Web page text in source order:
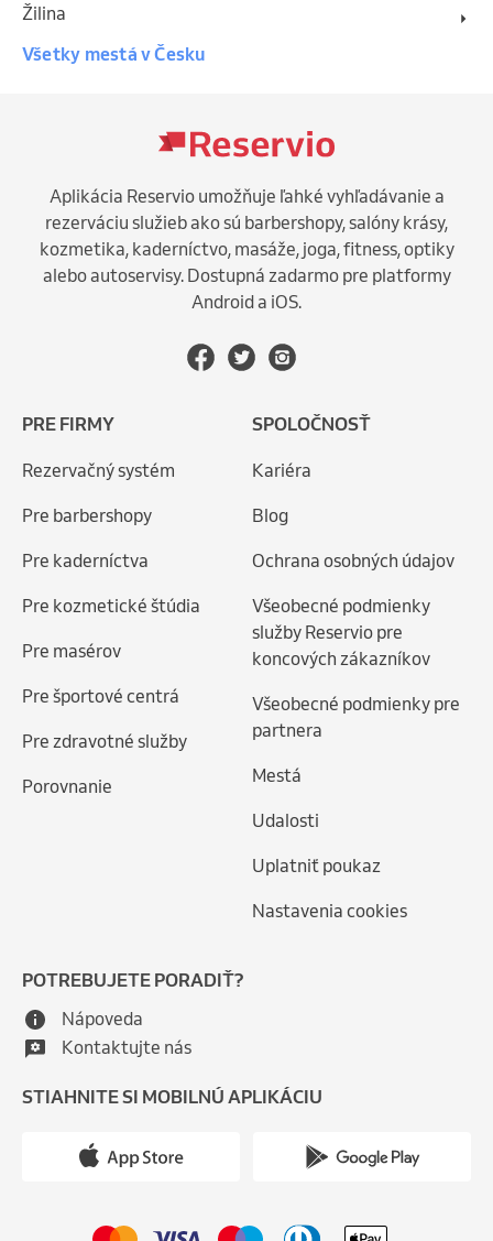
Žilina
Všetky mestá v Česku
Aplikácia Reservio umožňuje ľahké vyhľadávanie a
rezerváciu služieb ako sú barbershopy, salóny krásy,
kozmetika, kaderníctvo, masáže, joga, fitness, optiky
alebo autoservisy. Dostupná zadarmo pre platformy
Android a iOS.
PRE FIRMY
Rezervačný systém
Pre barbershopy
Pre kaderníctva
Pre kozmetické štúdia
Pre masérov
Pre športové centrá
Pre zdravotné služby
Porovnanie
SPOLOČNOSŤ
Kariéra
Blog
Ochrana osobných údajov
Všeobecné podmienky
služby Reservio pre
koncových zákazníkov
Všeobecné podmienky pre
partnera
Mestá
Udalosti
Uplatniť poukaz
Nastavenia cookies
POTREBUJETE PORADIŤ?
Nápoveda
Kontaktujte nás
STIAHNITE SI MOBILNÚ APLIKÁCIU